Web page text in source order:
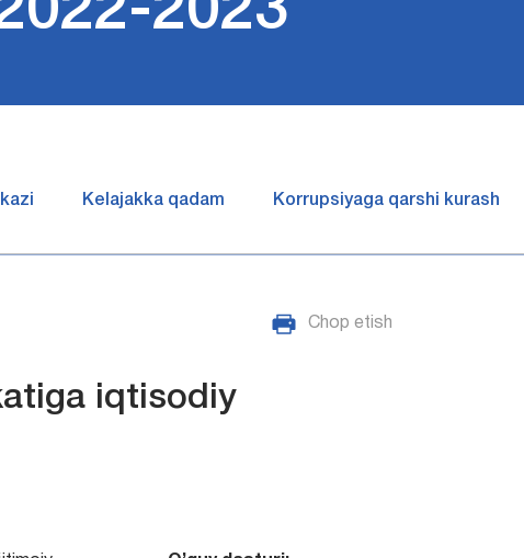
2023
Kelajakka qadam Korrupsiyaga qarshi kurash
Chop etish
iqtisodiy